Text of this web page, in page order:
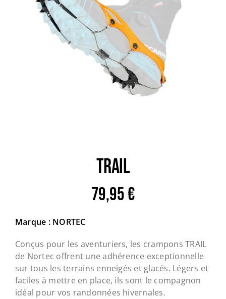
Trail
Escalade / Alpinisme
Bons Plans
TRAIL
79,95€
Marque : NORTEC
Conçus pour les aventuriers, les crampons TRAIL
de Nortec offrent une adhérence exceptionnelle
sur tous les terrains enneigés et glacés. Légers et
faciles à mettre en place, ils sont le compagnon
idéal pour vos randonnées hivernales.